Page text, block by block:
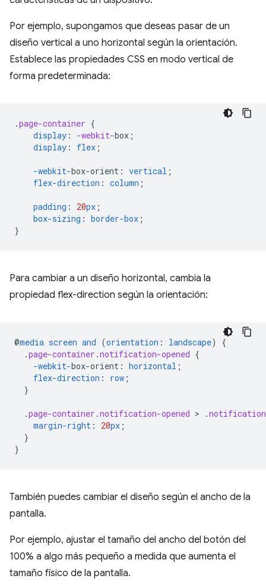
Por ejemplo, supongamos que deseas pasar de un
diseño vertical a uno horizontal según la orientación.
Establece las propiedades CSS en modo vertical de
forma predeterminada:
.page-container {
display : -webkit-box ;
display : flex ;
-webkit-box-orient : vertical ;
flex-direction : column ;
padding : 20px ;
box-sizing : border-box ;
}
Para cambiar a un diseño horizontal, cambia la
propiedad flex-direction según la orientación:
@media screen and (orientation : landscape)
{
.page-container .notification-opened {
-webkit-box-orient : horizontal ;
flex-direction : row ;
}
.page-container .notification-opened > .
margin-right : 20px ;
}
}
También puedes cambiar el diseño según el ancho de la
pantalla.
Por ejemplo, ajustar el tamaño del ancho del botón del
100% a algo más pequeño a medida que aumenta el
tamaño físico de la pantalla.